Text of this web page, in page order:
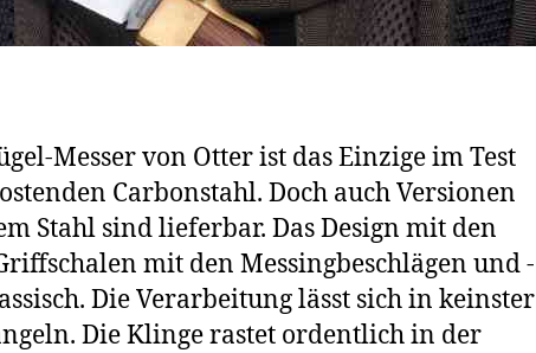
Messer von Otter ist das Einzige im Test
Carbonstahl. Doch auch Versionen
Stahl sind lieferbar. Das Design mit den
mit den Messingbeschlägen und -
Die Verarbeitung lässt sich in keinster
Die Klinge rastet ordentlich in der